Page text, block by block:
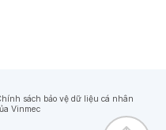
sách bảo vệ dữ liệu cá nhân
Vinmec